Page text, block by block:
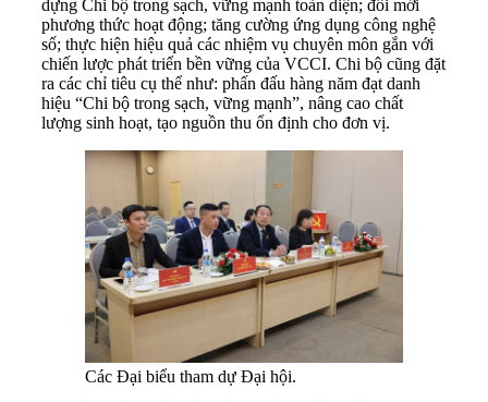
dựng Chi bộ trong sạch, vững mạnh toàn diện; đổi mới
phương thức hoạt động; tăng cường ứng dụng công nghệ
số; thực hiện hiệu quả các nhiệm vụ chuyên môn gắn với
chiến lược phát triển bền vững của VCCI. Chi bộ cũng đặt
ra các chỉ tiêu cụ thể như: phấn đấu hàng năm đạt danh
hiệu “Chi bộ trong sạch, vững mạnh”, nâng cao chất
lượng sinh hoạt, tạo nguồn thu ổn định cho đơn vị.
Các Đại biểu tham dự Đại hội.